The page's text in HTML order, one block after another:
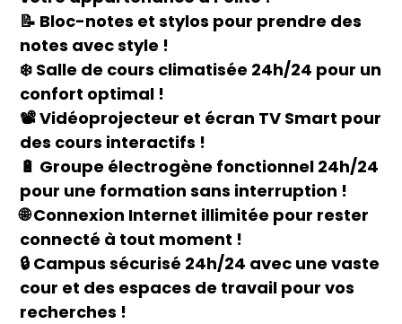
📝 Bloc-notes et stylos pour prendre des
notes avec style !
❄️ Salle de cours climatisée 24h/24 pour un
confort optimal !
📽️ Vidéoprojecteur et écran TV Smart pour
des cours interactifs !
🔋 Groupe électrogène fonctionnel 24h/24
pour une formation sans interruption !
🌐 Connexion Internet illimitée pour rester
connecté à tout moment !
🔒 Campus sécurisé 24h/24 avec une vaste
cour et des espaces de travail pour vos
recherches !